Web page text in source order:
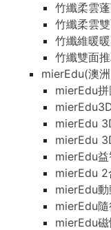
竹纖柔雲
竹纖柔雲
竹纖維暖
竹纖雙面
mierEdu(澳
mierEdu
mierEdu
mierEdu
mierEdu
mierEdu 2
mierEdu
mierEdu
mierEdu